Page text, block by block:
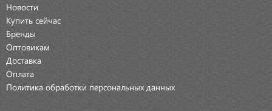
Новости
Купить сейчас
Бренды
Оптовикам
Доставка
Оплата
Политика обработки персональных данных